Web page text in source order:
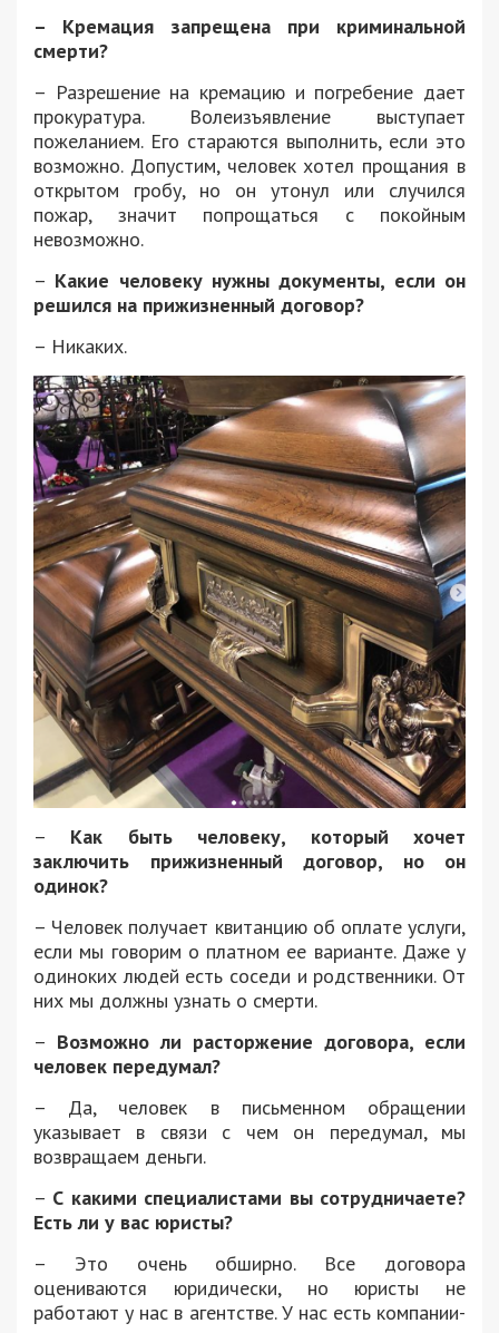
– Кремация запрещена при криминальной
смерти?
– Разрешение на кремацию и погребение дает
прокуратура. Волеизъявление выступает
пожеланием. Его стараются выполнить, если это
возможно. Допустим, человек хотел прощания в
открытом гробу, но он утонул или случился
пожар, значит попрощаться с покойным
невозможно.
– Какие человеку нужны документы, если он
решился на прижизненный договор?
– Никаких.
– Как быть человеку, который хочет
заключить прижизненный договор, но он
одинок?
– Человек получает квитанцию об оплате услуги,
если мы говорим о платном ее варианте. Даже у
одиноких людей есть соседи и родственники. От
них мы должны узнать о смерти.
– Возможно ли расторжение договора, если
человек передумал?
– Да, человек в письменном обращении
указывает в связи с чем он передумал, мы
возвращаем деньги.
– С какими специалистами вы сотрудничаете?
Есть ли у вас юристы?
– Это очень обширно. Все договора
оцениваются юридически, но юристы не
работают у нас в агентстве. У нас есть компании-